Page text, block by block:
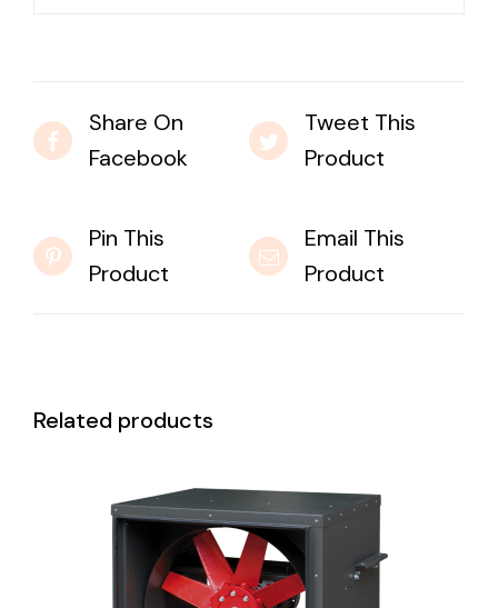
Share On
Facebook
Tweet This
Product
Pin This
Product
Email This
Product
Related products